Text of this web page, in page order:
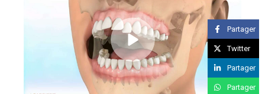
Partager
Twitter
Partager
Partager